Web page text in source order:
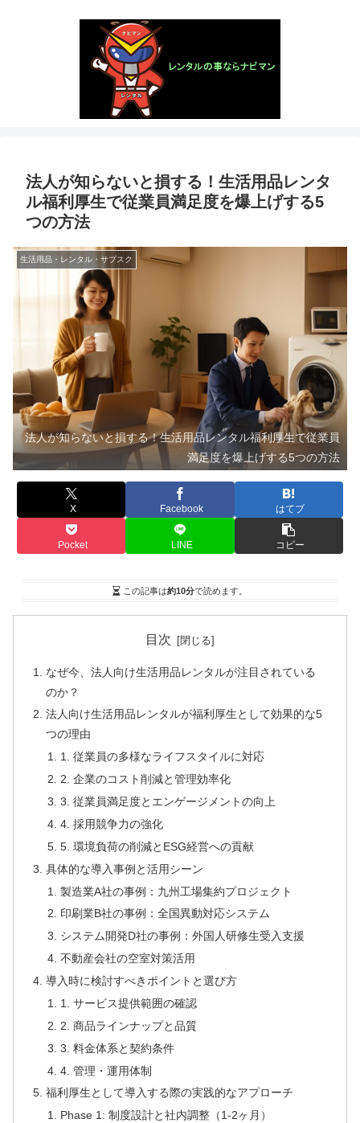
法人が知らないと損する！生活用品レンタ
ル福利厚生で従業員満足度を爆上げする5
つの方法
生活用品・レンタル・サブスク
法人が知らないと損する！生活用品レンタル福利厚生で従業員
満足度を爆上げする5つの方法
X Facebook はてブ
Pocket LINE コピー
この記事は約10分で読めます。
目次
なぜ今、法人向け生活用品レンタルが注目されている
のか？
法人向け生活用品レンタルが福利厚生として効果的な5
つの理由
1. 従業員の多様なライフスタイルに対応
2. 企業のコスト削減と管理効率化
3. 従業員満足度とエンゲージメントの向上
4. 採用競争力の強化
5. 環境負荷の削減とESG経営への貢献
具体的な導入事例と活用シーン
製造業A社の事例：九州工場集約プロジェクト
印刷業B社の事例：全国異動対応システム
システム開発D社の事例：外国人研修生受入支援
不動産会社の空室対策活用
導入時に検討すべきポイントと選び方
1. サービス提供範囲の確認
2. 商品ラインナップと品質
3. 料金体系と契約条件
4. 管理・運用体制
福利厚生として導入する際の実践的なアプローチ
Phase 1: 制度設計と社内調整（1-2ヶ月）